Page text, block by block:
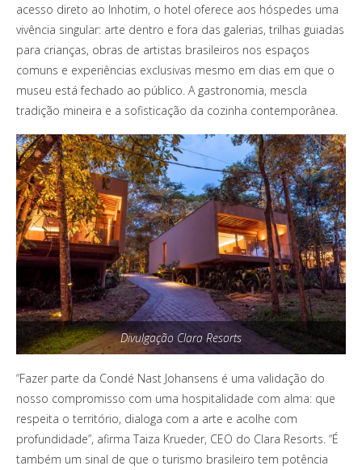
acesso direto ao Inhotim, o hotel oferece aos hóspedes uma
vivência singular: arte dentro e fora das galerias, trilhas guiadas
para crianças, obras de artistas brasileiros nos espaços
comuns e experiências exclusivas mesmo em dias em que o
museu está fechado ao público. A gastronomia, mescla
tradição mineira e a sofisticação da cozinha contemporânea.
Divulgação Clara Resorts
“Fazer parte da Condé Nast Johansens é uma validação do
nosso compromisso com uma hospitalidade com alma: que
respeita o território, dialoga com a arte e acolhe com
profundidade”, afirma Taiza Krueder, CEO do Clara Resorts. “É
também um sinal de que o turismo brasileiro tem potência